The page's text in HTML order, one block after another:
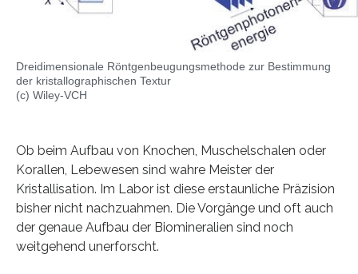
Dreidimensionale Röntgenbeugungsmethode zur Bestimmung
der kristallographischen Textur
(c) Wiley-VCH
Ob beim Aufbau von Knochen, Muschelschalen oder
Korallen, Lebewesen sind wahre Meister der
Kristallisation. Im Labor ist diese erstaunliche Präzision
bisher nicht nachzuahmen. Die Vorgänge und oft auch
der genaue Aufbau der Biomineralien sind noch
weitgehend unerforscht.